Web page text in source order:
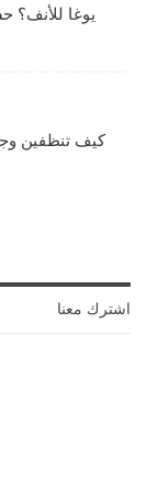
يوغا للأنف؟
كيف تنظفين
اشترك معنا